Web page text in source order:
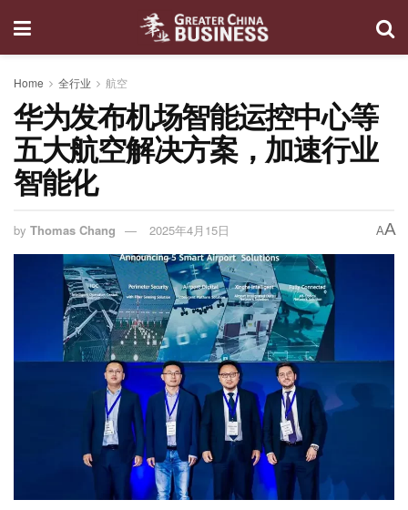
Home 全行业 航空
华为发布机场智能运控中心等
五大航空解决方案，加速行业
智能化
by Thomas Chang 2025年4月15日 AA